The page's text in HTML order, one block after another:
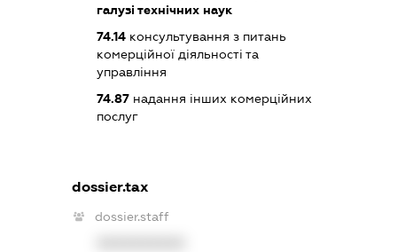
галузі технічних наук
74.14 консультування з питань
комерційної діяльності та
управління
74.87 надання інших комерційних
послуг
dossier.tax
dossier.staff